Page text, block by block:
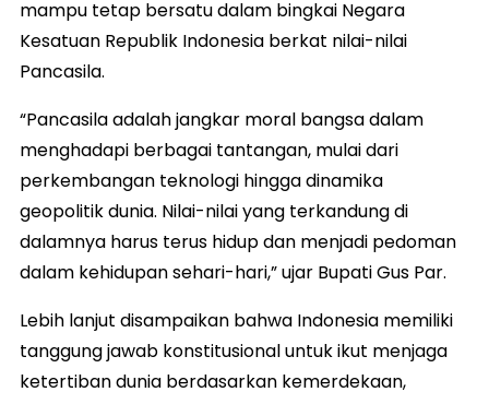
mampu tetap bersatu dalam bingkai Negara
Kesatuan Republik Indonesia berkat nilai-nilai
Pancasila.
​“Pancasila adalah jangkar moral bangsa dalam
menghadapi berbagai tantangan, mulai dari
perkembangan teknologi hingga dinamika
geopolitik dunia. Nilai-nilai yang terkandung di
dalamnya harus terus hidup dan menjadi pedoman
dalam kehidupan sehari-hari,” ujar Bupati Gus Par.
​Lebih lanjut disampaikan bahwa Indonesia memiliki
tanggung jawab konstitusional untuk ikut menjaga
ketertiban dunia berdasarkan kemerdekaan,